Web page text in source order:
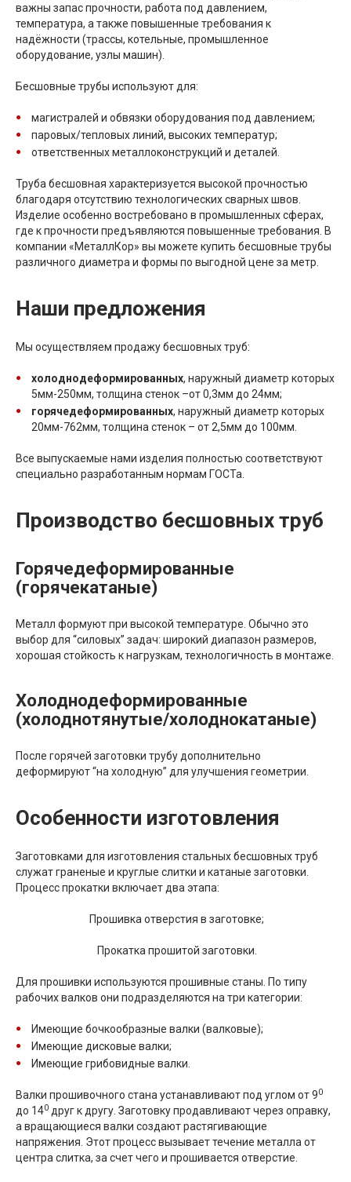
важны запас прочности, работа под давлением,
температура, а также повышенные требования к
надёжности (трассы, котельные, промышленное
оборудование, узлы машин).
Бесшовные трубы используют для:
магистралей и обвязки оборудования под давлением;
паровых/тепловых линий, высоких температур;
ответственных металлоконструкций и деталей.
Труба бесшовная характеризуется высокой прочностью
благодаря отсутствию технологических сварных швов.
Изделие особенно востребовано в промышленных сферах,
где к прочности предъявляются повышенные требования. В
компании «МеталлКор» вы можете купить бесшовные трубы
различного диаметра и формы по выгодной цене за метр.
Наши предложения
Мы осуществляем продажу бесшовных труб:
холоднодеформированных, наружный диаметр которых
5мм-250мм, толщина стенок –от 0,3мм до 24мм;
горячедеформированных, наружный диаметр которых
20мм-762мм, толщина стенок – от 2,5мм до 100мм.
Все выпускаемые нами изделия полностью соответствуют
специально разработанным нормам ГОСТа.
Производство бесшовных труб
Горячедеформированные
(горячекатаные)
Металл формуют при высокой температуре. Обычно это
выбор для “силовых” задач: широкий диапазон размеров,
хорошая стойкость к нагрузкам, технологичность в монтаже.
Холоднодеформированные
(холоднотянутые/холоднокатаные)
После горячей заготовки трубу дополнительно
деформируют “на холодную” для улучшения геометрии.
Особенности изготовления
Заготовками для изготовления стальных бесшовных труб
служат граненые и круглые слитки и катаные заготовки.
Процесс прокатки включает два этапа:
Прошивка отверстия в заготовке;
Прокатка прошитой заготовки.
Для прошивки используются прошивные станы. По типу
рабочих валков они подразделяются на три категории:
Имеющие бочкообразные валки (валковые);
Имеющие дисковые валки;
Имеющие грибовидные валки.
Валки прошивочного стана устанавливают под углом от 90
до 140 друг к другу. Заготовку продавливают через оправку,
а вращающиеся валки создают растягивающие
напряжения. Этот процесс вызывает течение металла от
центра слитка, за счет чего и прошивается отверстие.